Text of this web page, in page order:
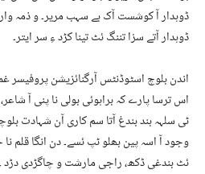
ڈوہدار آ کوشست آک بے سہب مریر۔ و ذمہ وار
ڈوہدار آتے سزا تننگ ئٹ تینا کڑد ءِ سر ایتر۔
اندن بلوچ اسٹوڈنٹس آرگنائزیشن پروفیسر
اس ترسا پارے کہ براہوئی بولی نا پنی آ
ٹی سلہہ بند بندغ آتا سم کاری آن شہادت
وجود آ اسہ پین بھلو ٹپ ئسے۔ دن انگا قلم نا
ئٹ بندغی ڈکھ، راجی مارشت و چاگڑدی دڑد ءِ